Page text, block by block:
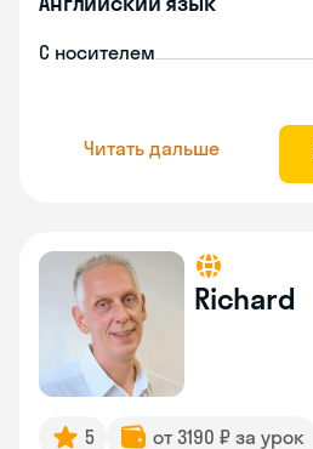
С носителем
Читать дальше
Richard
5 от 3190 ₽ за урок